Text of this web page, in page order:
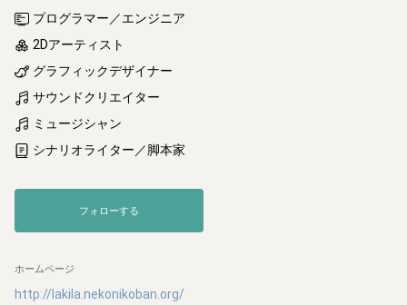
プログラマー／エンジニア
2Dアーティスト
グラフィックデザイナー
サウンドクリエイター
ミュージシャン
シナリオライター／脚本家
フォローする
ホームページ
http://lakila.nekonikoban.org/